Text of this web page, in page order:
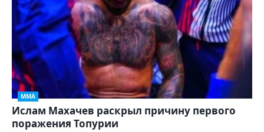
ММА
Ислам Махачев раскрыл причину первого
поражения Топурии